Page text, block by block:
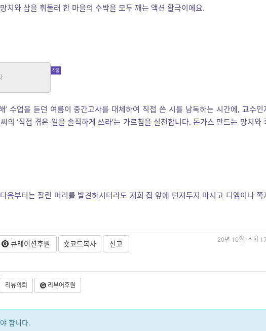
치와 삽을 휘둘러 한 마을의 수박을 모두 깨는 액션 활극이에요.
’ 수업을 듣던 여름이 중간고사를 대체하여 직접 쓴 시를 낭독하는 시간에, 교수인
의 ‘직접 겪은 일을 솔직하게 쓰라’는 가르침을 실천합니다. 돈가스 만드는 망치와
음부터는 잘린 머리를 발견하시더라도 저희 집 앞에 던져두지 마시고 디엠이나 쪽
20년 10월, 조회
큐레이션후원 숏코드복사 신고
리뷰의뢰 리뷰어후원
합니다.